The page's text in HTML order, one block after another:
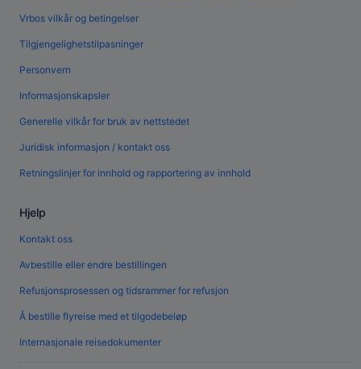
Vrbos vilkår og betingelser
Tilgjengelighetstilpasninger
Personvern
Informasjonskapsler
Generelle vilkår for bruk av nettstedet
Juridisk informasjon / kontakt oss
Retningslinjer for innhold og rapportering av innhold
Hjelp
Kontakt oss
Avbestille eller endre bestillingen
Refusjonsprosessen og tidsrammer for refusjon
Å bestille flyreise med et tilgodebeløp
Internasjonale reisedokumenter